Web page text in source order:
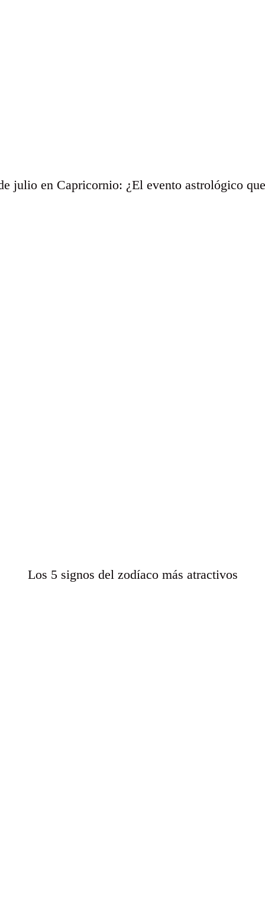
julio en Capricornio: ¿El evento astrológico
Los 5 signos del zodíaco más atractivos